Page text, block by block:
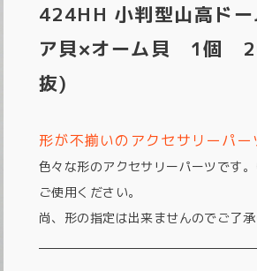
424HH 小判型山高ド
ア貝×オーム貝 1個
抜)
形が不揃いのアクセサリーパー
色々な形のアクセサリーパーツです
ご使用ください。
尚、形の指定は出来ませんのでご了承